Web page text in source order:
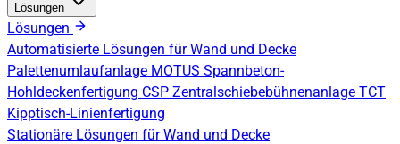
Lösungen
Lösungen
Automatisierte Lösungen für Wand und Decke
Palettenumlaufanlage MOTUS Spannbeton-
Hohldeckenfertigung CSP Zentralschiebebühnenanlage TCT
Kipptisch-Linienfertigung
Stationäre Lösungen für Wand und Decke